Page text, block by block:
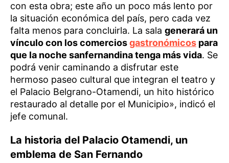
con esta obra; este año un poco más lento por
la situación económica del país, pero cada vez
falta menos para concluirla. La sala generará un
vínculo con los comerciosgastronómicos para
que la noche sanfernandina tenga más vida. Se
podrá venir caminando a disfrutar este
hermoso paseo cultural que integran el teatro y
el Palacio Belgrano-Otamendi, un hito histórico
restaurado al detalle por el Municipio», indicó el
jefe comunal.
La historia del Palacio Otamendi, un
emblema de San Fernando